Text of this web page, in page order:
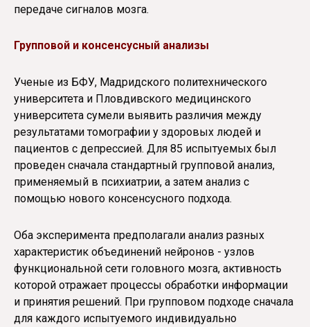
передаче сигналов мозга.
Групповой и консенсусный анализы
Ученые из БФУ, Мадридского политехнического
университета и Пловдивского медицинского
университета сумели выявить различия между
результатами томографии у здоровых людей и
пациентов с депрессией. Для 85 испытуемых был
проведен сначала стандартный групповой анализ,
применяемый в психиатрии, а затем анализ с
помощью нового консенсусного подхода.
Оба эксперимента предполагали анализ разных
характеристик объединений нейронов - узлов
функциональной сети головного мозга, активность
которой отражает процессы обработки информации
и принятия решений. При групповом подходе сначала
для каждого испытуемого индивидуально